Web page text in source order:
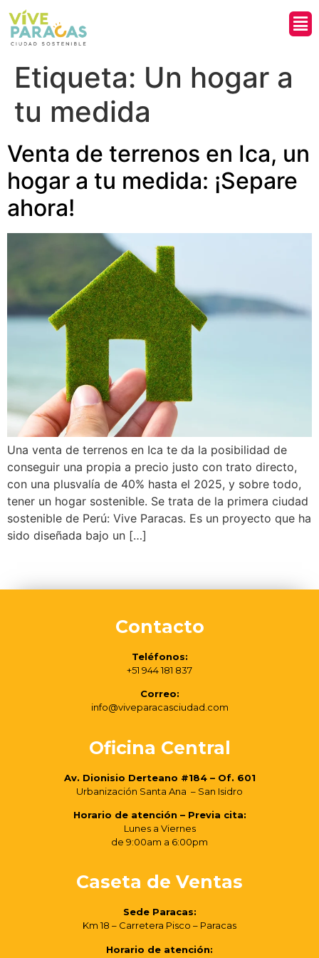
Etiqueta: Un hogar a
tu medida
Venta de terrenos en Ica, un
hogar a tu medida: ¡Separe
ahora!
Una venta de terrenos en Ica te da la posibilidad de
conseguir una propia a precio justo con trato directo,
con una plusvalía de 40% hasta el 2025, y sobre todo,
tener un hogar sostenible. Se trata de la primera ciudad
sostenible de Perú: Vive Paracas. Es un proyecto que ha
sido diseñada bajo un […]
Contacto
Teléfonos:
+51 944 181 837
Correo:
info@viveparacasciudad.com
Oficina Central
Av. Dionisio Derteano #184 – Of. 601
Urbanización Santa Ana – San Isidro
Horario de atención – Previa cita:
Lunes a Viernes
de 9:00am a 6:00pm
Caseta de Ventas
Sede Paracas:
Km 18 – Carretera Pisco – Paracas
Horario de atención: